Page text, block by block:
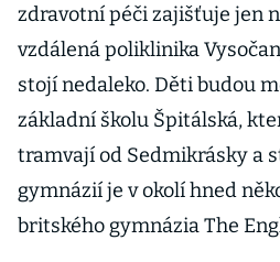
zdravotní péči zajišťuje jen
vzdálená poliklinika
stojí nedaleko. Děti budou
základní školu Špitálská,
tramvají od Sedmikrásky a
gymnázií je v okolí hned
britského gymnázia The